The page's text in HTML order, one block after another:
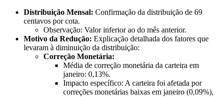
Distribuição Mensal: Confirmação da distribuição de 69
centavos por cota.
Observação: Valor inferior ao do mês anterior.
Motivo da Redução: Explicação detalhada dos fatores que
levaram à diminuição da distribuição:
Correção Monetária:
Média de correção monetária da carteira em
janeiro: 0,13%.
Impacto específico: A carteira foi afetada por
correções monetárias baixas em janeiro (0,09%),